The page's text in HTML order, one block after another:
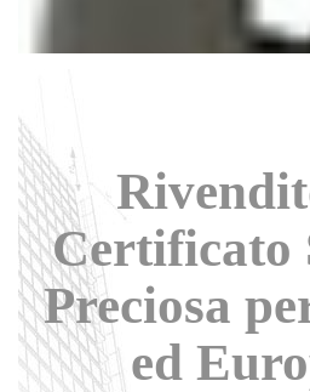
Certificato
Preciosa
ed